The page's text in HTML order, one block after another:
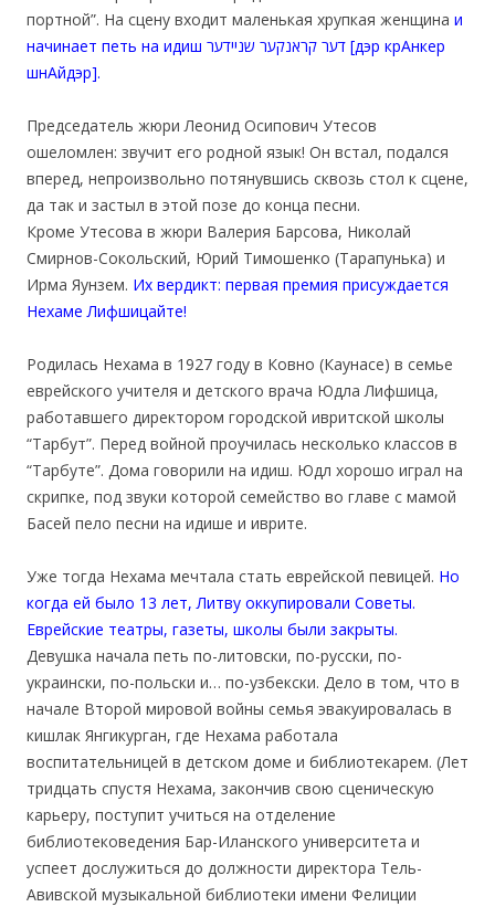
портной”. На сцену входит маленькая хрупкая женщина и
начинает петь на идиш דער קראנקער שניידער [дэр крАнкер
шнАйдэр].
Председатель жюри Леонид Осипович Утесов
ошеломлен: звучит его родной язык! Он встал, подался
вперед, непроизвольно потянувшись сквозь стол к сцене,
да так и застыл в этой позе до конца песни.
Кроме Утесова в жюри Валерия Барсова, Николай
Смирнов-Сокольский, Юрий Тимошенко (Тарапунька) и
Ирма Яунзем. Их вердикт: первая премия присуждается
Нехаме Лифшицайте!
Родилась Нехама в 1927 году в Ковно (Каунасе) в семье
еврейского учителя и детского врача Юдла Лифшица,
работавшего директором городской ивритской школы
“Тарбут”. Перед войной проучилась несколько классов в
“Тарбуте”. Дома говорили на идиш. Юдл хорошо играл на
скрипке, под звуки которой семейство во главе с мамой
Басей пело песни на идише и иврите.
Уже тогда Нехама мечтала стать еврейской певицей. Но
когда ей было 13 лет, Литву оккупировали Советы.
Еврейские театры, газеты, школы были закрыты.
Девушка начала петь по-литовски, по-русски, по-
украински, по-польски и… по-узбекски. Дело в том, что в
начале Второй мировой войны семья эвакуировалась в
кишлак Янгикурган, где Нехама работала
воспитательницей в детском доме и библиотекарем. (Лет
тридцать спустя Нехама, закончив свою сценическую
карьеру, поступит учиться на отделение
библиотековедения Бар-Иланского университета и
успеет дослужиться до должности директора Тель-
Авивской музыкальной библиотеки имени Фелиции